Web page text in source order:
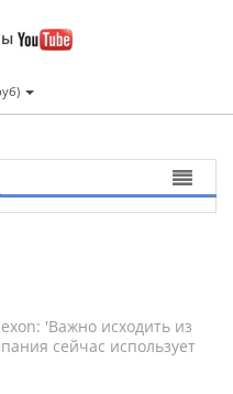
'Важно исходить из
сейчас использует